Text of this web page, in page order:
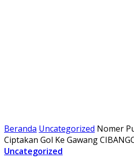
Beranda Uncategorized Nomer
Ciptakan Gol Ke Gawang
Uncategorized